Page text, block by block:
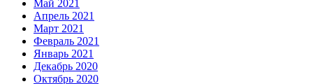
Май 2021
Апрель 2021
Март 2021
Февраль 2021
Январь 2021
Декабрь 2020
Октябрь 2020